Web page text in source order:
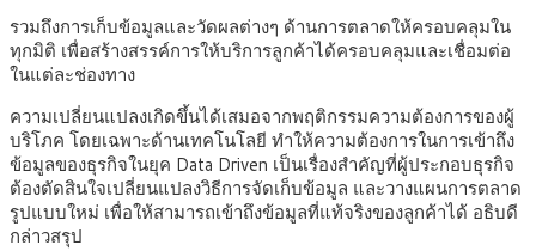
รวมถึงการเก็บข้อมูลและวัดผลต่างๆ ด้านการตลาดให้ครอบคลุมใน
ทุกมิติ เพื่อสร้างสรรค์การให้บริการลูกค้าได้ครอบคลุมและเชื่อมต่อ
ในแต่ละช่องทาง
ความเปลี่ยนแปลงเกิดขึ้นได้เสมอจากพฤติกรรมความต้องการของผู้
บริโภค โดยเฉพาะด้านเทคโนโลยี ทำให้ความต้องการในการเข้าถึง
ข้อมูลของธุรกิจในยุค Data Driven เป็นเรื่องสำคัญที่ผู้ประกอบธุรกิจ
ต้องตัดสินใจเปลี่ยนแปลงวิธีการจัดเก็บข้อมูล และวางแผนการตลาด
รูปแบบใหม่ เพื่อให้สามารถเข้าถึงข้อมูลที่แท้จริงของลูกค้าได้ อธิบดี
กล่าวสรุป